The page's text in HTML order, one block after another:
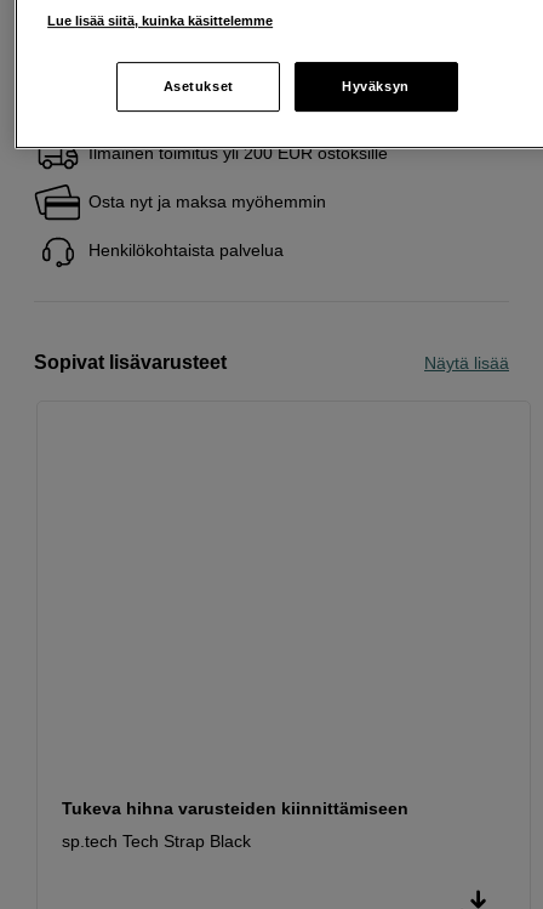
Lue lisää
Ilmainen toimitus yli 200 EUR ostoksille
Osta nyt ja maksa myöhemmin
Henkilökohtaista palvelua
Sopivat lisävarusteet Näytä lisää
Tukeva hihna varusteiden kiinnittämiseen
sp.tech Tech Strap Black
Lue lisää siitä, kuinka käsittelemme
Asetukset Hyväksyn